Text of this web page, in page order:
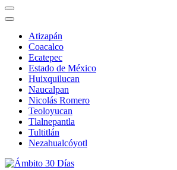
Atizapán
Coacalco
Ecatepec
Estado de México
Huixquilucan
Naucalpan
Nicolás Romero
Teoloyucan
Tlalnepantla
Tultitlán
Nezahualcóyotl